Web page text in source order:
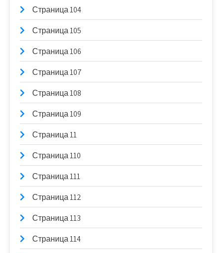
Страница 104
Страница 105
Страница 106
Страница 107
Страница 108
Страница 109
Страница 11
Страница 110
Страница 111
Страница 112
Страница 113
Страница 114